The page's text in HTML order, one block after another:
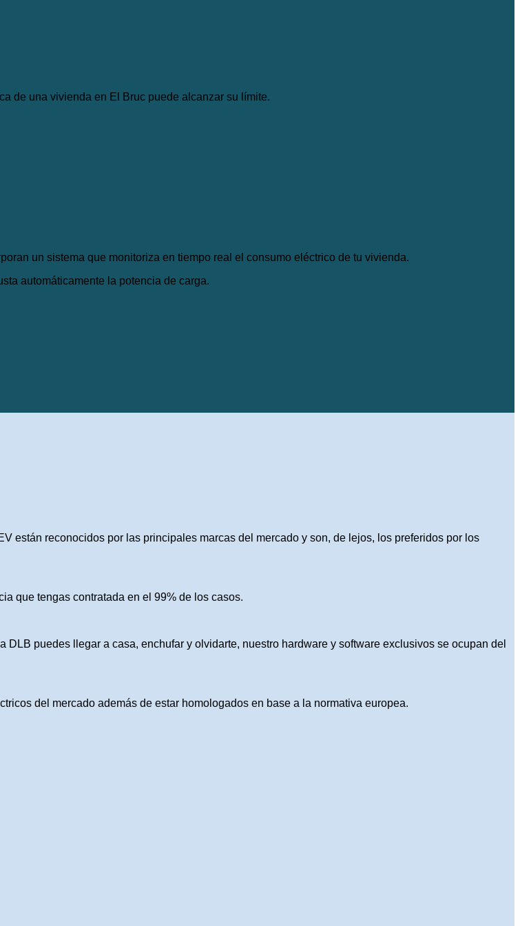
de una vivienda en El Bruc puede alcanzar su límite.
un sistema que monitoriza en tiempo real el consumo eléctrico de tu vivienda.
automáticamente la potencia de carga.
están reconocidos por las principales marcas del mercado y son, de lejos, los preferidos por los
que tengas contratada en el 99% de los casos.
puedes llegar a casa, enchufar y olvidarte, nuestro hardware y software exclusivos se ocupan del
del mercado además de estar homologados en base a la normativa europea.